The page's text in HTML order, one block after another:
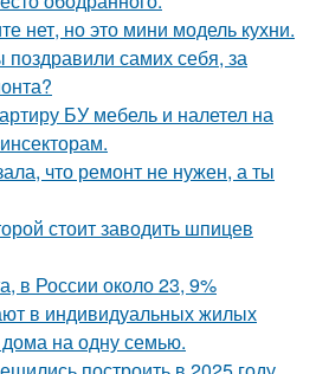
нет, но это мини модель кухни.
самих себя, за
БУ мебель и налетел на
что ремонт не нужен, а ты
стоит заводить шпицев
в России около 23, 9%
в индивидуальных жилых
на одну семью.